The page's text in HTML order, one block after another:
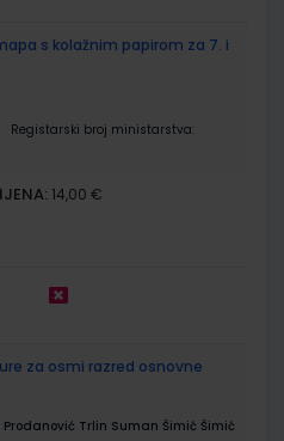
s kolažnim papirom za 7. i
Registarski broj ministarstva:
14,00 €
za osmi razred osnovne
Trlin Suman Šimić Šimić